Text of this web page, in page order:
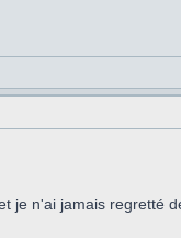
je n'ai jamais regretté